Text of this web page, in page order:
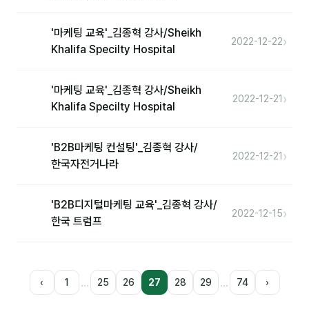
'마케팅 교육'_김종혁 강사/Sheikh
Khalifa Specilty Hospital
2022-12-22›
'마케팅 교육'_김종혁 강사/Sheikh
Khalifa Specilty Hospital
2022-12-21 ›
'B2B마케팅 컨설팅'_김종혁 강사/
한국자전거나라
2022-12-21 ›
'B2B디지털마케팅 교육'_김종혁 강사/
한국 트럼프
2022-12-15›
‹ 1 … 25 26 27 28 29 … 74 ›